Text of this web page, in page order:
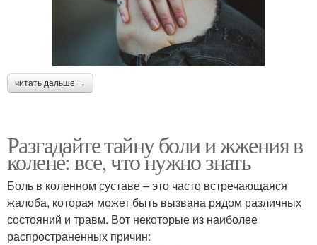
читать дальше →
Разгадайте тайну боли и жжения в
колене: все, что нужно знать
Боль в коленном суставе – это часто встречающаяся
жалоба, которая может быть вызвана рядом различных
состояний и травм. Вот некоторые из наиболее
распространенных причин: